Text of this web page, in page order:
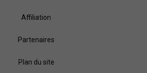
Affiliation
Partenaires
Plan du site